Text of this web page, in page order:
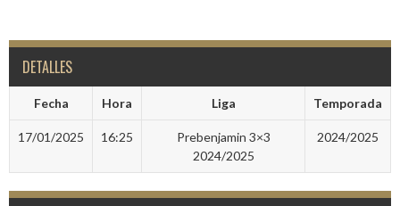
DETALLES
Fecha Hora Liga Temporada
17/01/2025 16:25
Prebenjamin 3×3
2024/2025
2024/2025